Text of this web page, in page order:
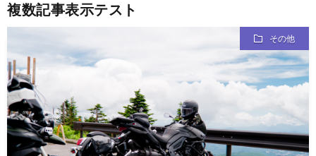
複数記事表示テスト
その他